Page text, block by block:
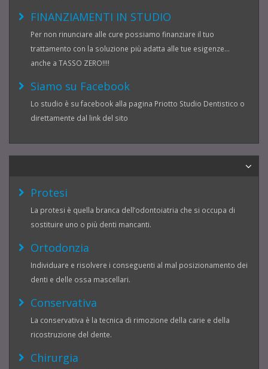
FINANZIAMENTI IN STUDIO
Per non rinunciare alle cure possiamo finanziare il tuo
trattamento con la soluzione più adatta alle tue esigenze...
anche a TASSO ZERO!!!!
Siamo su Facebook
Lo studio è su facebook alla pagina Priotto Studio Dentistico o
direttamente dal link del sito
Protesi
La protesi è quella branca dell’odontoiatria che si occupa di
sostituire uno o più denti mancanti.
Ortodonzia
Individuare e risolvere i conseguenti al mal posizionamento dei
denti e delle ossa mascellari.
Conservativa
La conservativa è la tecnica di rimozione della carie e della
ricostruzione del dente.
Chirurgia